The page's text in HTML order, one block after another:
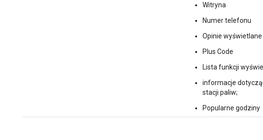
Witryna
Numer telefonu
Opinie
Plus Code
Lista funkcji
informacje
stacji paliw;
Popularne godziny